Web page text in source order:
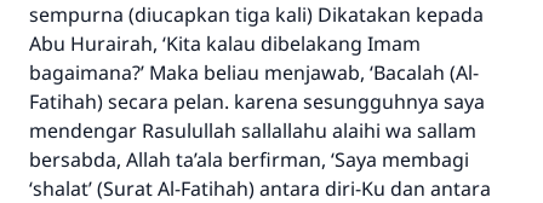
sempurna (diucapkan tiga kali) Dikatakan kepada
Abu Hurairah, ‘Kita kalau dibelakang Imam
bagaimana?’ Maka beliau menjawab, ‘Bacalah (Al-
Fatihah) secara pelan. karena sesungguhnya saya
mendengar Rasulullah sallallahu alaihi wa sallam
bersabda, Allah ta’ala berfirman, ‘Saya membagi
‘shalat’ (Surat Al-Fatihah) antara diri-Ku dan antara